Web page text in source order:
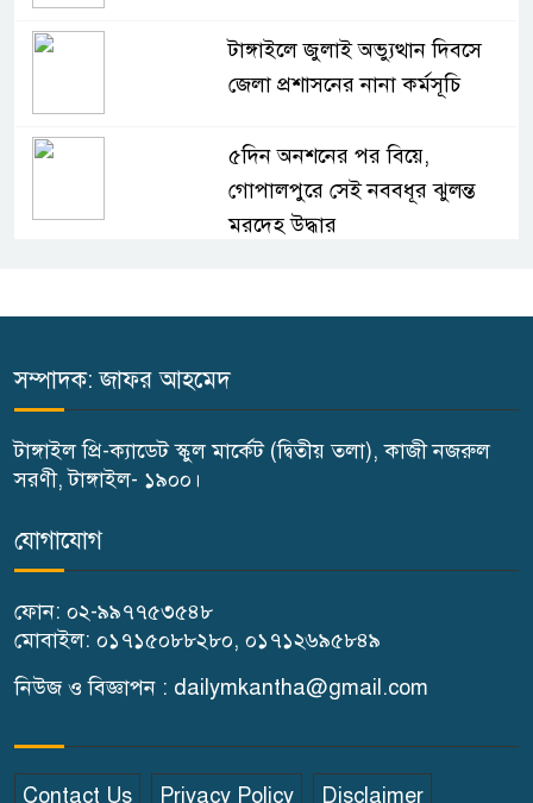
টাঙ্গাইলে জুলাই অভ্যুত্থান দিবসে
জেলা প্রশাসনের নানা কর্মসূচি
৫দিন অনশনের পর বিয়ে,
গোপালপুরে সেই নববধূর ঝুলন্ত
মরদেহ উদ্ধার
ফ্রি ব্লাড গ্রুপিং ক্যাম্পেইন
গোপালপুরে কৃষক দলের বিজয়
বাসের চাপায় পথচারী নারীর মৃত্যু
বিন্দুবাসিনী সরকারি বালিকা উচ্চ
সম্পাদক: জাফর আহমেদ
টাঙ্গাইল প্রি-ক্যাডেট স্কুল মার্কেট (দ্বিতীয় তলা), কাজী নজরুল
সরণী, টাঙ্গাইল- ১৯০০।
যোগাযোগ
ফোন: ০২-৯৯৭৭৫৩৫৪৮
মোবাইল: ০১৭১৫০৮৮২৮০, ০১৭১২৬৯৫৮৪৯
নিউজ ও বিজ্ঞাপন : dailymkantha@gmail.com
Contact Us Privacy Policy Disclaimer